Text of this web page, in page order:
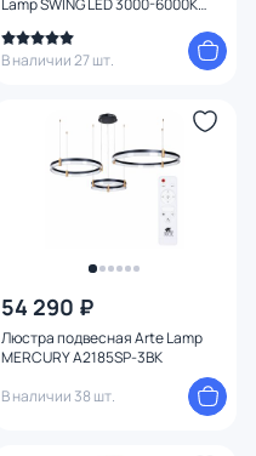
Lamp SWING LED 3000-6000К
A2522SP-2WH
В наличии 27 шт.
54 290 ₽
Люстра подвесная Arte Lamp
MERCURY A2185SP-3BK
В наличии 38 шт.